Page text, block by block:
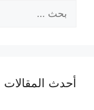
عن:
أحدث المقالات